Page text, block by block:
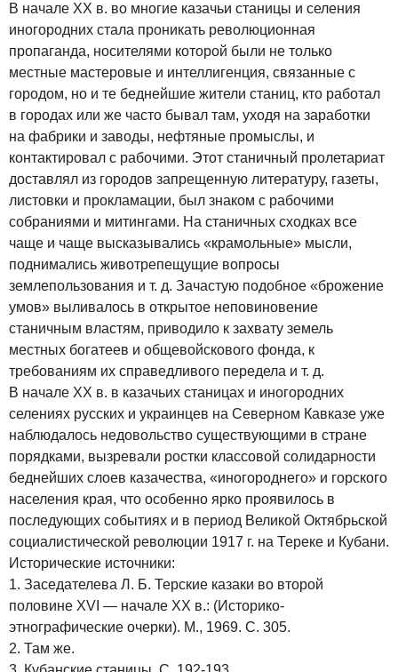
В начале XX в. во многие казачьи станицы и селения
иногородних стала проникать революционная
пропаганда, носителями которой были не только
местные мастеровые и интеллигенция, связанные с
городом, но и те беднейшие жители станиц, кто работал
в городах или же часто бывал там, уходя на заработки
на фабрики и заводы, нефтяные промыслы, и
контактировал с рабочими. Этот станичный пролетариат
доставлял из городов запрещенную литературу, газеты,
листовки и прокламации, был знаком с рабочими
собраниями и митингами. На станичных сходках все
чаще и чаще высказывались «крамольные» мысли,
поднимались животрепещущие вопросы
землепользования и т. д. Зачастую подобное «брожение
умов» выливалось в открытое неповиновение
станичным властям, приводило к захвату земель
местных богатеев и общевойскового фонда, к
требованиям их справедливого передела и т. д.
В начале XX в. в казачьих станицах и иногородних
селениях русских и украинцев на Северном Кавказе уже
наблюдалось недовольство существующими в стране
порядками, вызревали ростки классовой солидарности
беднейших слоев казачества, «иногороднего» и горского
населения края, что особенно ярко проявилось в
последующих событиях и в период Великой Октябрьской
социалистической революции 1917 г. на Тереке и Кубани.
Исторические источники:
1. Заседателева Л. Б. Терские казаки во второй
половине XVI — начале XX в.: (Историко-
этнографические очерки). М., 1969. С. 305.
2. Там же.